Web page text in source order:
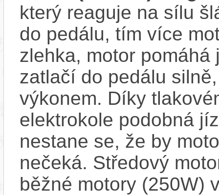
který reaguje na sílu
do pedálu, tím více
zlehka, motor
zatlačí do pedálu
výkonem. Díky
elektrokole podobná
nestane se, že by
nečeká. Středový
běžné motory (250W)